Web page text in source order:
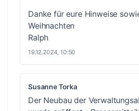
Danke für eure Hinweise
Weihnachten
Ralph
19.12.2024, 10:50
Susanne Torka
Der Neubau der